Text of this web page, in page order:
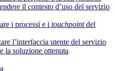
il contesto d’uso del servizio
i processi e i touchpointdel
l’interfaccia utente del servizio
la soluzione ottenuta